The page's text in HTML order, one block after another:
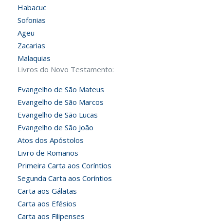
Habacuc
Sofonias
Ageu
Zacarias
Malaquias
Livros do Novo Testamento:
Evangelho de São Mateus
Evangelho de São Marcos
Evangelho de São Lucas
Evangelho de São João
Atos dos Apóstolos
Livro de Romanos
Primeira Carta aos Coríntios
Segunda Carta aos Coríntios
Carta aos Gálatas
Carta aos Efésios
Carta aos Filipenses